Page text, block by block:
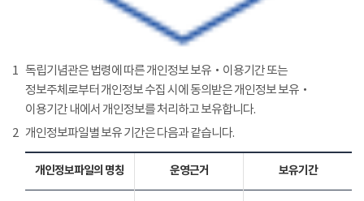
1 독립기념관은 법령에 따른 개인정보 보유‧이용기간 또는
정보주체로부터 개인정보 수집 시에 동의받은 개인정보 보유‧
이용기간 내에서 개인정보를 처리하고 보유합니다.
2 개인정보파일별 보유 기간은 다음과 같습니다.
개인정보파일의 명칭 운영근거 보유기간